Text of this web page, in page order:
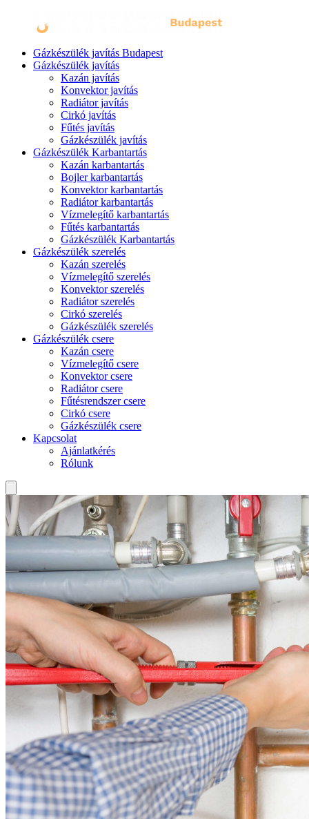
Gázkészülék javítás Budapest
Gázkészülék javítás
Kazán javítás
Konvektor javítás
Radiátor javítás
Cirkó javítás
Fűtés javítás
Gázkészülék javítás
Gázkészülék Karbantartás
Kazán karbantartás
Bojler karbantartás
Konvektor karbantartás
Radiátor karbantartás
Vízmelegítő karbantartás
Fűtés karbantartás
Gázkészülék Karbantartás
Gázkészülék szerelés
Kazán szerelés
Vízmelegítő szerelés
Konvektor szerelés
Radiátor szerelés
Cirkó szerelés
Gázkészülék szerelés
Gázkészülék csere
Kazán csere
Vízmelegítő csere
Konvektor csere
Radiátor csere
Fűtésrendszer csere
Cirkó csere
Gázkészülék csere
Kapcsolat
Ajánlatkérés
Rólunk